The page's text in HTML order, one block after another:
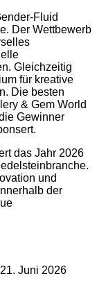
Fluid
Der Wettbewerb
Gleichzeitig
für kreative
Die besten
& Gem World
Gewinner
das Jahr 2026
und
der
Juni 2026